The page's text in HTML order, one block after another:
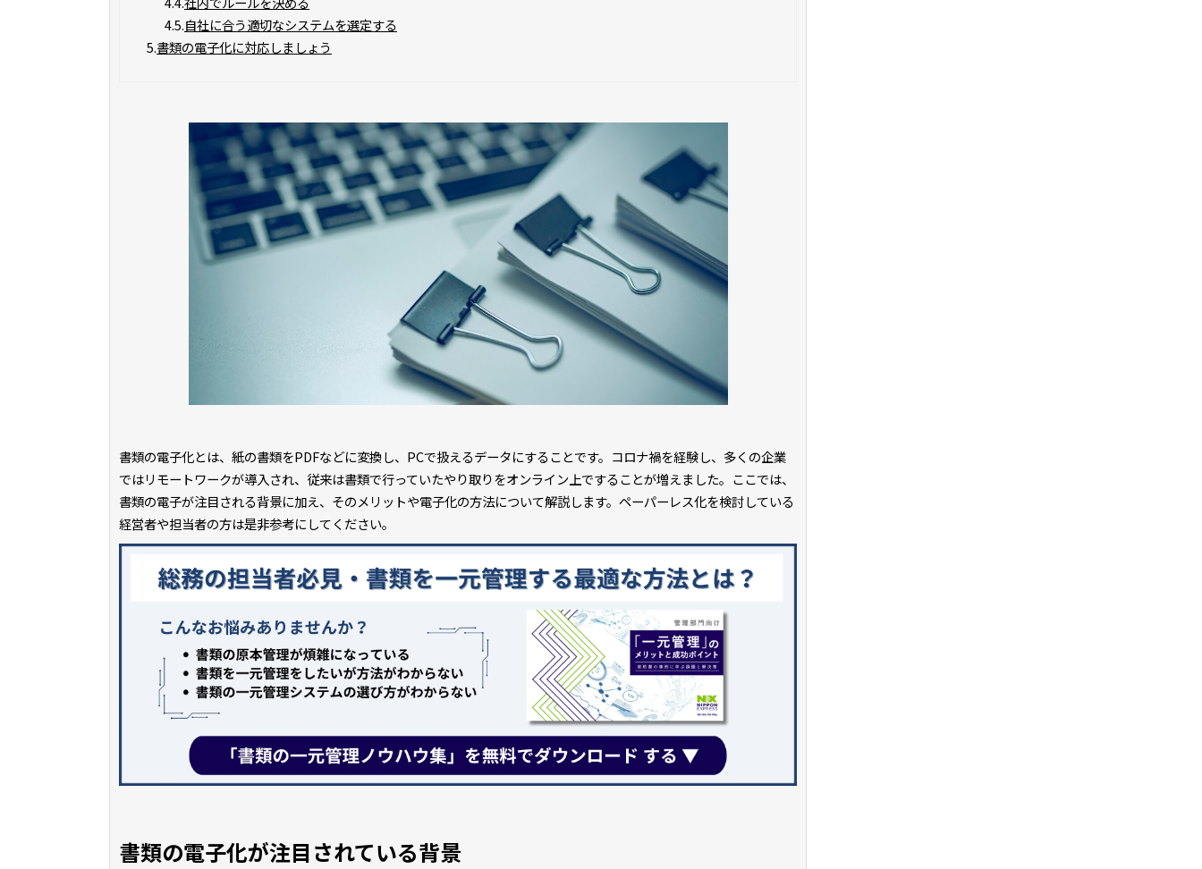
4.5.自社に合う適切なシステムを選定する
5.書類の電子化に対応しましょう
書類の電子化とは、紙の書類をPDFなどに変換し、PCで扱えるデータにすることです。コロナ禍を経験し、多くの企業
ではリモートワークが導入され、従来は書類で行っていたやり取りをオンライン上ですることが増えました。ここでは、
書類の電子が注目される背景に加え、そのメリットや電子化の方法について解説します。ペーパーレス化を検討している
経営者や担当者の方は是非参考にしてください。
書類の電子化が注目されている背景